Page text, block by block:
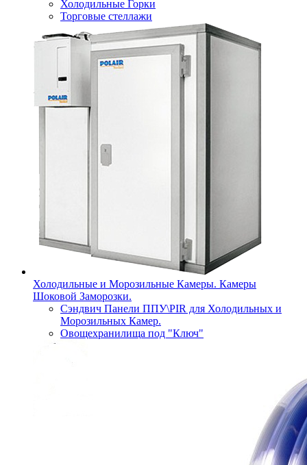
Холодильные Горки
Торговые стеллажи
Холодильные и Морозильные Камеры. Камеры
Шоковой Заморозки.
Сэндвич Панели ППУ\PIR для Холодильных и
Морозильных Камер.
Овощехранилища под "Ключ"